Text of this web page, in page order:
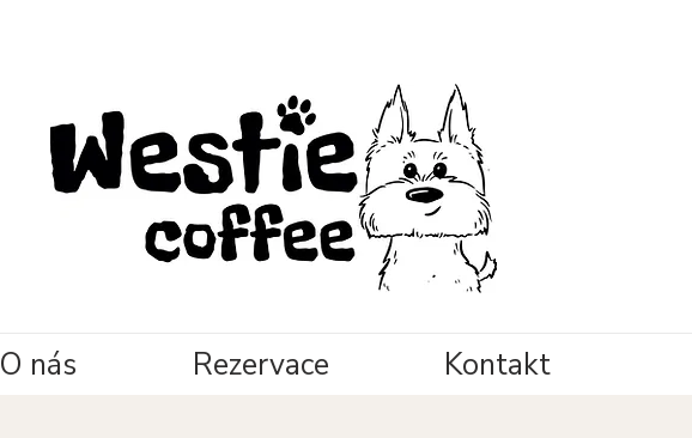
O nás Rezervace Kontakt